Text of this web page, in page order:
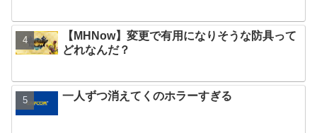
【MHNow】変更で有用になりそうな防具って
どれなんだ？
一人ずつ消えてくのホラーすぎる